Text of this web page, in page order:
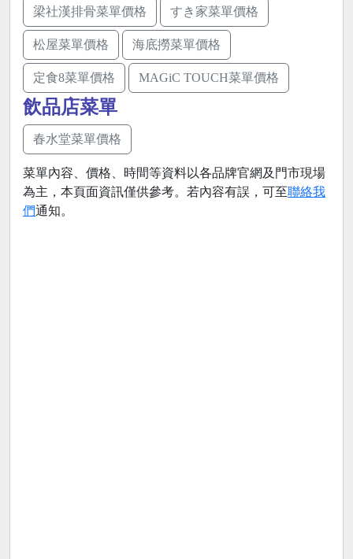
梁社漢排骨菜單價格 すき家菜單價格
松屋菜單價格 海底撈菜單價格
定食8菜單價格 MAGiC TOUCH菜單價格
飲品店菜單
春水堂菜單價格
菜單內容、價格、時間等資料以各品牌官網及門市現場
為主，本頁面資訊僅供參考。若內容有誤，可至聯絡我
們通知。